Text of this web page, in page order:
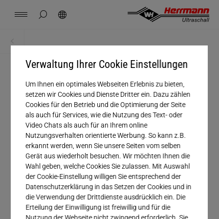
Verwaltung Ihrer Cookie Einstellungen
Um Ihnen ein optimales Webseiten Erlebnis zu bieten,
setzen wir Cookies und Dienste Dritter ein. Dazu zählen
Cookies für den Betrieb und die Optimierung der Seite
als auch für Services, wie die Nutzung des Text- oder
Video Chats als auch für an Ihrem online
Nutzungsverhalten orientierte Werbung. So kann z.B.
erkannt werden, wenn Sie unsere Seiten vom selben
Gerät aus wiederholt besuchen. Wir möchten Ihnen die
Wahl geben, welche Cookies Sie zulassen. Mit Auswahl
der Cookie-Einstellung willigen Sie entsprechend der
Datenschutzerklärung in das Setzen der Cookies und in
die Verwendung der Drittdienste ausdrücklich ein. Die
Erteilung der Einwilligung ist freiwillig und für die
Seitensuche schließen
Herrmann Engineering
Branchenlösung
Schweißen mit Ultraschall
Produkte
Unternehmen
China 中文 english
Mexico español
Hungary magyar
Japan 日本語
Downloads
Anrede
Unternehmen
Vorname
Nachname
E-Mail*
Telefonnummer